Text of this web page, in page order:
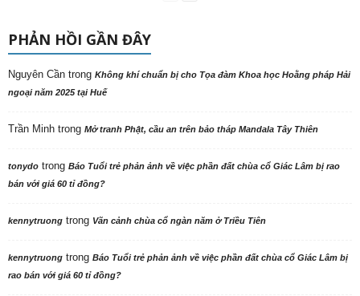
PHẢN HỒI GẦN ĐÂY
Nguyên Cần trong Không khí chuẩn bị cho Tọa đàm Khoa học Hoằng pháp Hải
ngoại năm 2025 tại Huế
Trần Minh trong Mở tranh Phật, cầu an trên bảo tháp Mandala Tây Thiên
tonydo trong Báo Tuổi trẻ phản ảnh về việc phần đất chùa cổ Giác Lâm bị rao
bán với giá 60 tỉ đồng?
kennytruong trong Vãn cảnh chùa cổ ngàn năm ở Triều Tiên
kennytruong trong Báo Tuổi trẻ phản ảnh về việc phần đất chùa cổ Giác Lâm bị
rao bán với giá 60 tỉ đồng?